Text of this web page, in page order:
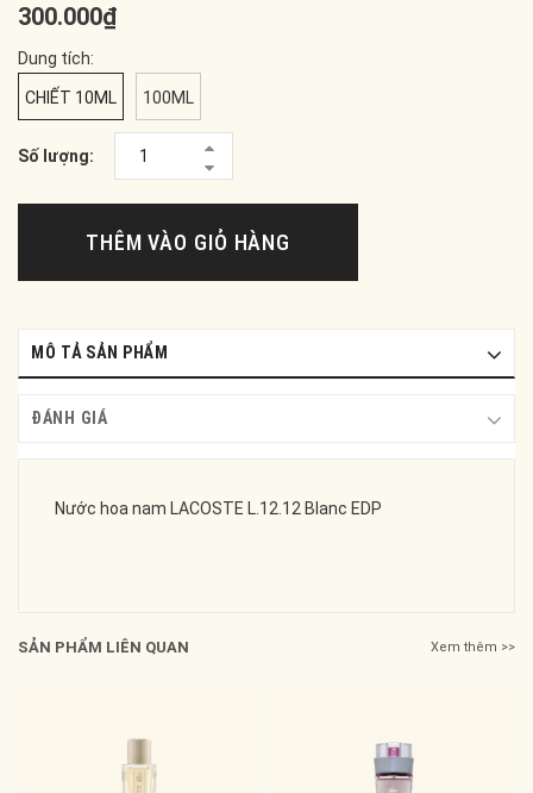
300.000₫
Dung tích:
CHIẾT 10ML 100ML
Số lượng:
THÊM VÀO GIỎ HÀNG
MÔ TẢ SẢN PHẨM
ĐÁNH GIÁ
Nước hoa nam LACOSTE L.12.12 Blanc EDP
SẢN PHẨM LIÊN QUAN Xem thêm >>